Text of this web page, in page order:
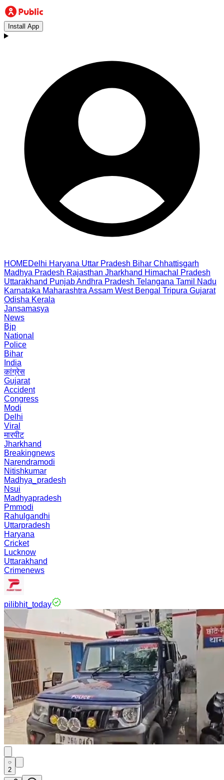
Install App
HOMEDelhi Haryana Uttar Pradesh Bihar Chhattisgarh
Madhya Pradesh Rajasthan Jharkhand Himachal Pradesh
Uttarakhand PunjabAndhra Pradesh Telangana Tamil Nadu
Karnataka Maharashtra Assam West Bengal Tripura Gujarat
Odisha Kerala
Jansamasya
News
Bjp
National
Police
Bihar
India
कांग्रेस
Gujarat
Accident
Congress
Modi
Delhi
Viral
मारपीट
Jharkhand
Breakingnews
Narendramodi
Nitishkumar
Madhya_pradesh
Nsui
Madhyapradesh
Pmmodi
Rahulgandhi
Uttarpradesh
Haryana
Cricket
Lucknow
Uttarakhand
Crimenews
pilibhit_today
2